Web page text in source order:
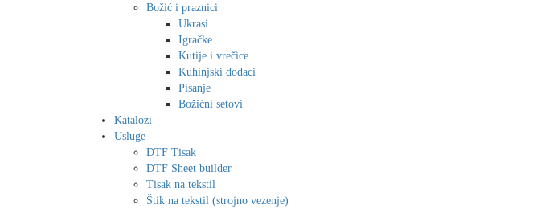
Božić i praznici
Ukrasi
Igračke
Kutije i vrečice
Kuhinjski dodaci
Pisanje
Božićni setovi
Katalozi
Usluge
DTF Tisak
DTF Sheet builder
Tisak na tekstil
Štik na tekstil (strojno vezenje)